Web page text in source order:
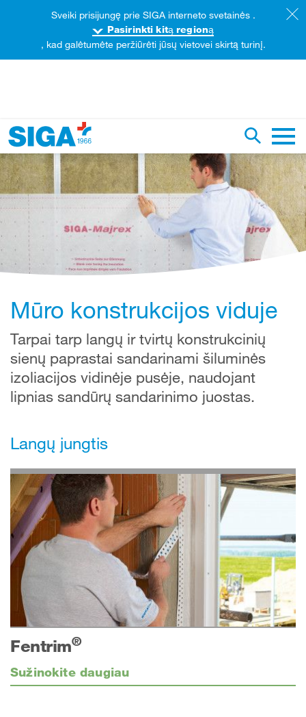
Perjungti
šiame tinklalapyje
Mūro konstrukcijos viduje
Tarpai tarp langų ir tvirtų konstrukcinių
sienų paprastai sandarinami šiluminės
izoliacijos vidinėje pusėje, naudojant
lipnias sandūrų sandarinimo juostas.
Langų jungtis
Fentrim®
Sužinokite daugiau
Sveiki prisijungę prie SIGA interneto svetainės .
Pasirinkti kitą regioną
, kad galėtumėte peržiūrėti jūsų vietovei skirtą turinį.